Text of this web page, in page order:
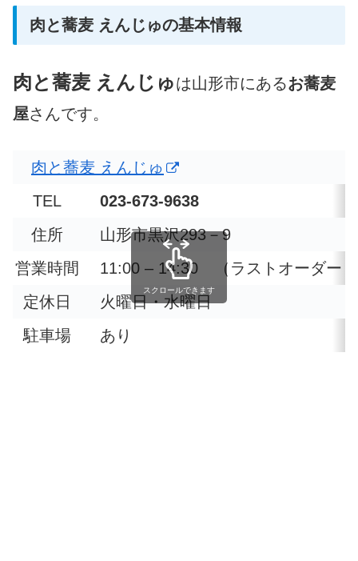
肉と蕎麦 えんじゅの基本情報
肉と蕎麦 えんじゅは山形市にあるお蕎麦
屋さんです。
肉と蕎麦 えんじゅ
TEL
023-673-9638
住所
山形市黒沢293－9
営業時間
11:00 – 14:30 （ラストオーダー
定休日
火曜日・水曜日
駐車場
あり
スクロールできます